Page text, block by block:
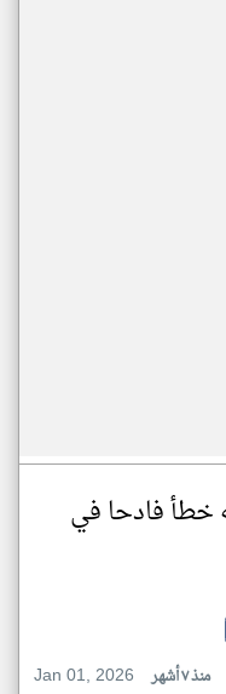
خطأ فادحا في
Jan 01, 2026
منذ ٧ أشهر